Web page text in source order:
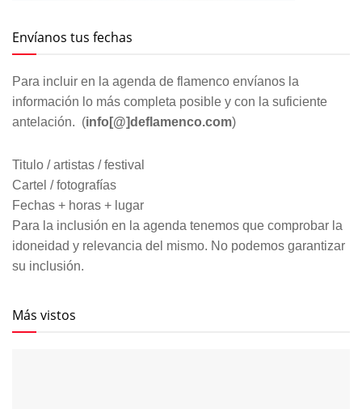
Envíanos tus fechas
Para incluir en la agenda de flamenco envíanos la
información lo más completa posible y con la suficiente
antelación. (info[@]deflamenco.com)
Titulo / artistas / festival
Cartel / fotografías
Fechas + horas + lugar
Para la inclusión en la agenda tenemos que comprobar la
idoneidad y relevancia del mismo. No podemos garantizar
su inclusión.
Más vistos